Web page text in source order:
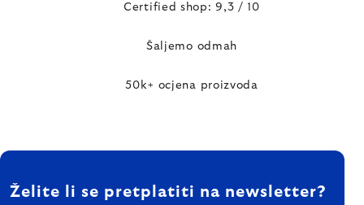
Certified shop: 9,3 / 10
Šaljemo odmah
50k+ ocjena proizvoda
FOOTER
Želite li se pretplatiti na newsletter?